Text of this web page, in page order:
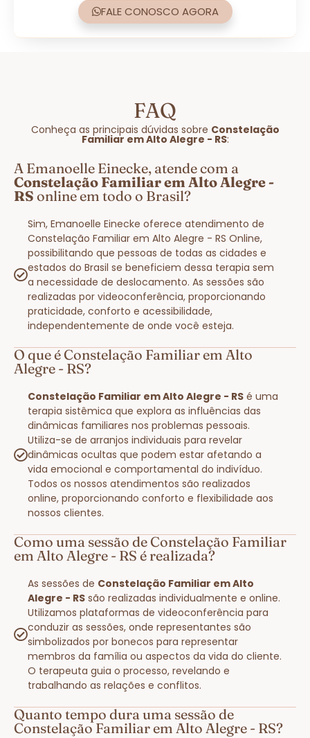
FALE CONOSCO AGORA
FAQ
Conheça as principais dúvidas sobre Constelação
Familiar em Alto Alegre - RS:
A Emanoelle Einecke, atende com a
Constelação Familiar em Alto Alegre -
RS online em todo o Brasil?
Sim, Emanoelle Einecke oferece atendimento de
Constelação Familiar em Alto Alegre - RS Online,
possibilitando que pessoas de todas as cidades e
estados do Brasil se beneficiem dessa terapia sem
a necessidade de deslocamento. As sessões são
realizadas por videoconferência, proporcionando
praticidade, conforto e acessibilidade,
independentemente de onde você esteja.
O que é Constelação Familiar em Alto
Alegre - RS?
Constelação Familiar em Alto Alegre - RS é uma
terapia sistêmica que explora as influências das
dinâmicas familiares nos problemas pessoais.
Utiliza-se de arranjos individuais para revelar
dinâmicas ocultas que podem estar afetando a
vida emocional e comportamental do indivíduo.
Todos os nossos atendimentos são realizados
online, proporcionando conforto e flexibilidade aos
nossos clientes.
Como uma sessão de Constelação Familiar
em Alto Alegre - RS é realizada?
As sessões de Constelação Familiar em Alto
Alegre - RS são realizadas individualmente e online.
Utilizamos plataformas de videoconferência para
conduzir as sessões, onde representantes são
simbolizados por bonecos para representar
membros da família ou aspectos da vida do cliente.
O terapeuta guia o processo, revelando e
trabalhando as relações e conflitos.
Quanto tempo dura uma sessão de
Constelação Familiar em Alto Alegre - RS?